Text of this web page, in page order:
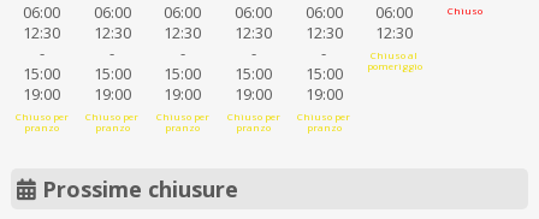
06:00
12:30
-
15:00
19:00
Chiuso per
pranzo
06:00
12:30
-
15:00
19:00
Chiuso per
pranzo
06:00
12:30
-
15:00
19:00
Chiuso per
pranzo
06:00
12:30
-
15:00
19:00
Chiuso per
pranzo
06:00
12:30
-
15:00
19:00
Chiuso per
pranzo
06:00
12:30
Chiuso al
pomeriggio
Chiuso
Prossime chiusure